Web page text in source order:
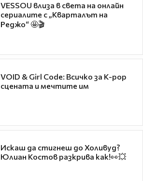
VESSOU влиза в света на онлайн
сериалите с „Кварталът на
Реджо“ 🤩🎬
VOID & Girl Code: Всичко за K-pop
сцената и мечтите им
Искаш да стигнеш до Холивуд?
Юлиан Костов разкрива как!👀💥